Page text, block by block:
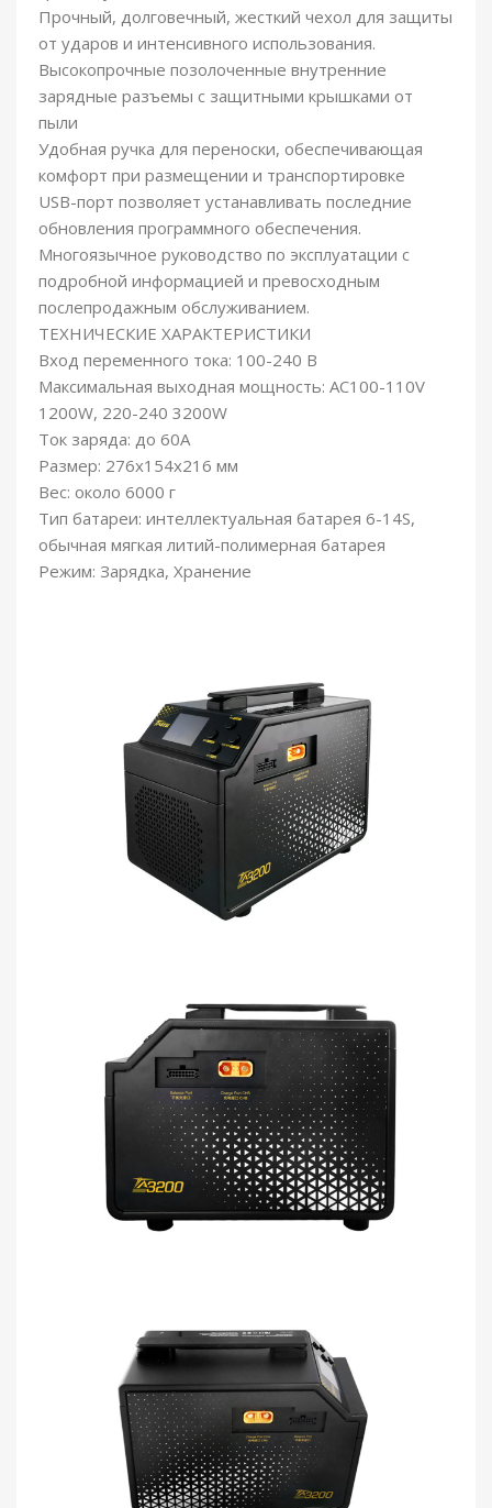
Прочный, долговечный, жесткий чехол для защиты
от ударов и интенсивного использования.
Высокопрочные позолоченные внутренние
зарядные разъемы с защитными крышками от
пыли
Удобная ручка для переноски, обеспечивающая
комфорт при размещении и транспортировке
USB-порт позволяет устанавливать последние
обновления программного обеспечения.
Многоязычное руководство по эксплуатации с
подробной информацией и превосходным
послепродажным обслуживанием.
ТЕХНИЧЕСКИЕ ХАРАКТЕРИСТИКИ
Вход переменного тока: 100-240 В
Максимальная выходная мощность: AC100-110V
1200W, 220-240 3200W
Ток заряда: до 60А
Размер: 276x154x216 мм
Вес: около 6000 г
Тип батареи: интеллектуальная батарея 6-14S,
обычная мягкая литий-полимерная батарея
Режим: Зарядка, Хранение